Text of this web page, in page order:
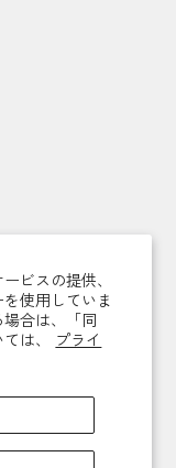
ビスの提供、
使用していま
合は、「同
は、 プライ